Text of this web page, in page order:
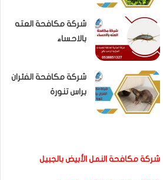
شركة مكافحة العته
بالاحساء
شركة مكافحة الفئران
براس تنورة
شركة مكافحة النمل الأبيض بالجبيل